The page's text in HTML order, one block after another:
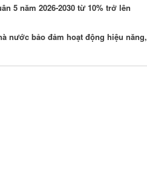
5 năm 2026-2030 từ 10% trở lên
nước bảo đảm hoạt động hiệu năng,